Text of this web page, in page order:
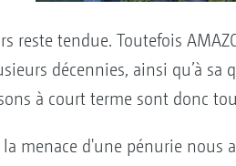
reste tendue. Toutefois
décennies, ainsi qu’à sa
à court terme sont donc
menace d'une pénurie nous